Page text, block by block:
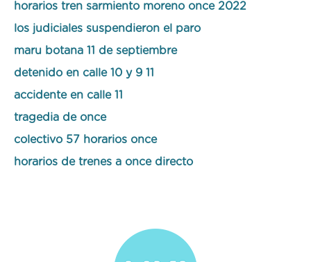
horarios tren sarmiento moreno once 2022
los judiciales suspendieron el paro
maru botana 11 de septiembre
detenido en calle 10 y 9 11
accidente en calle 11
tragedia de once
colectivo 57 horarios once
horarios de trenes a once directo